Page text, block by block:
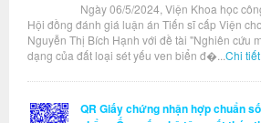
Ngày 06/5/2024, Viện Khoa học
Hội đồng đánh giá luận án Tiến sĩ cấp Viện
Nguyễn Thị Bích Hạnh với đề tài "Nghiên cứu
dạng của đất loại sét yếu ven biển đ�... Chi tiết
QR Giấy chứng nhận hợp chuẩn